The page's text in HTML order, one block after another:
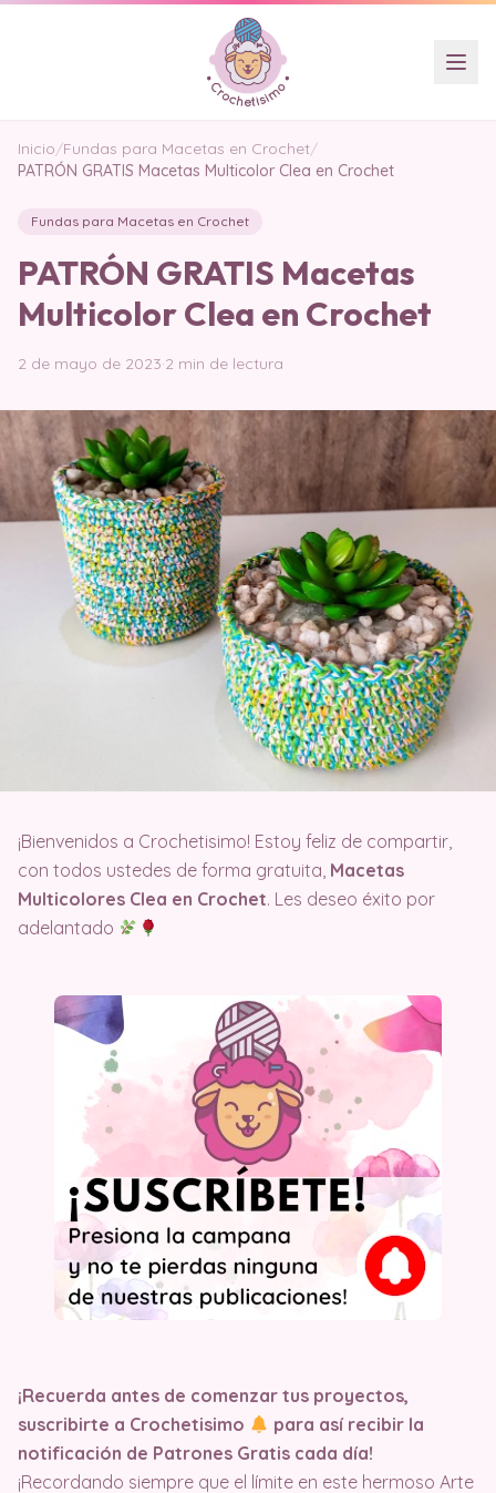
Inicio/Fundas para Macetas en Crochet/
PATRÓN GRATIS Macetas Multicolor Clea en Crochet
Fundas para Macetas en Crochet
PATRÓN GRATIS Macetas
Multicolor Clea en Crochet
2 de mayo de 2023·2 min de lectura
¡Bienvenidos a Crochetisimo! Estoy feliz de compartir,
con todos ustedes de forma gratuita, Macetas
Multicolores Clea en Crochet. Les deseo éxito por
adelantado
¡Recuerda antes de comenzar tus proyectos,
suscribirte a Crochetisimo
para así recibir la
notificación de Patrones Gratis cada día!
¡Recordando siempre que el límite en este hermoso Arte